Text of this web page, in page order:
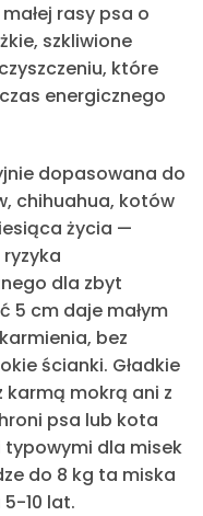
rasy psa o
szkliwione
które
energicznego
dopasowana do
chihuahua, kotów
życia —
dla zbyt
5 cm daje małym
bez
ścianki. Gładkie
karmą mokrą ani z
psa lub kota
dla misek
do 8 kg ta miska
10 lat.